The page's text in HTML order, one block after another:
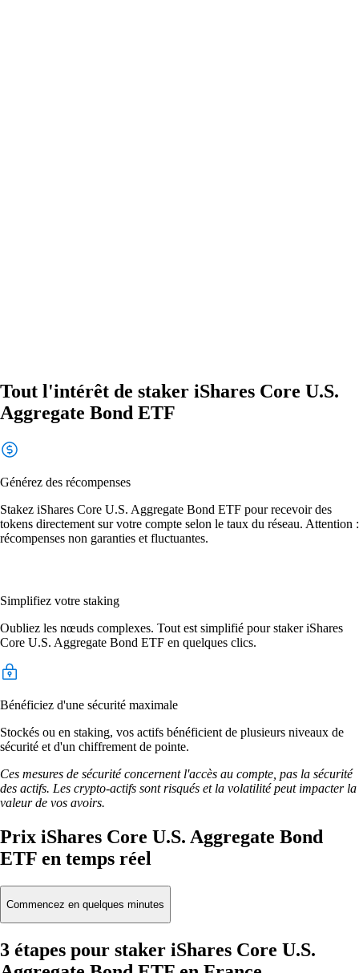
Tout l'intérêt de staker iShares Core U.S.
Aggregate Bond ETF
Générez des récompenses
Stakez iShares Core U.S. Aggregate Bond ETF pour recevoir des
tokens directement sur votre compte selon le taux du réseau. Attention :
récompenses non garanties et fluctuantes.
Simplifiez votre staking
Oubliez les nœuds complexes. Tout est simplifié pour staker iShares
Core U.S. Aggregate Bond ETF en quelques clics.
Bénéficiez d'une sécurité maximale
Stockés ou en staking, vos actifs bénéficient de plusieurs niveaux de
sécurité et d'un chiffrement de pointe.
Ces mesures de sécurité concernent l'accès au compte, pas la sécurité
des actifs. Les crypto-actifs sont risqués et la volatilité peut impacter la
valeur de vos avoirs.
Prix iShares Core U.S. Aggregate Bond
ETF en temps réel
Commencez en quelques minutes
3 étapes pour staker iShares Core U.S.